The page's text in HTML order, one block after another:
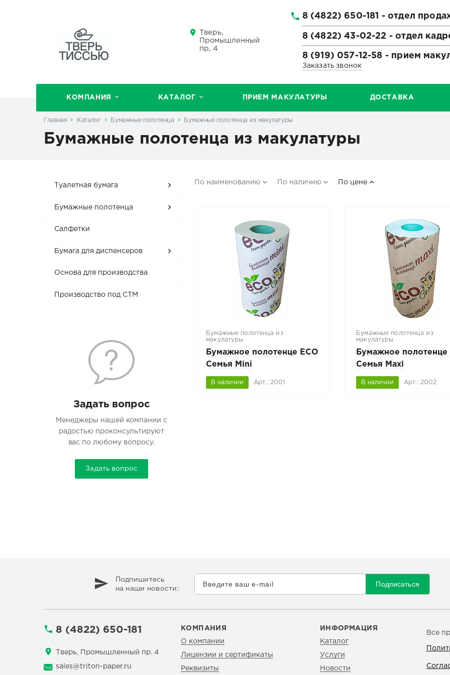
Тверь,
Промышленный
пр, 4
8 (4822) 650-181 - отдел
8 (4822) 43-02-22 - отдел
8 (919) 057-12-58 - прием
Заказать звонок
КОМПАНИЯ КАТАЛОГ ПРИЕМ МАКУЛАТУРЫ ДОСТАВКА
Главная Каталог Бумажные полотенца Бумажные полотенца из макулатуры
Бумажные полотенца из макулатуры
Туалетная бумага
Бумажные полотенца
Салфетки
Бумага для диспенсеров
Основа для производства
Производство под СТМ
Задать вопрос
Менеджеры нашей компании с
радостью проконсультируют
вас по любому вопросу.
Задать вопрос
По наименованию По наличию По цене
Бумажные полотенца из
макулатуры
Бумажное полотенце ECO
Семья Mini
В наличии Арт.: 2001
Бумажные полотенца из
макулатуры
Бумажное полотенце
Семья Mаxi
В наличии Арт.: 2002
Подпишитесь
на наши новости:
Подписаться
8 (4822) 650-181
Тверь, Промышленный пр. 4
sales@triton-paper.ru
КОМПАНИЯ
О компании
Лицензии и сертификаты
Реквизиты
ИНФОРМАЦИЯ
Каталог
Услуги
Новости
Все